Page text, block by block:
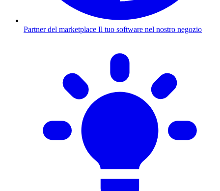
Partner del marketplace Il tuo software nel nostro negozio